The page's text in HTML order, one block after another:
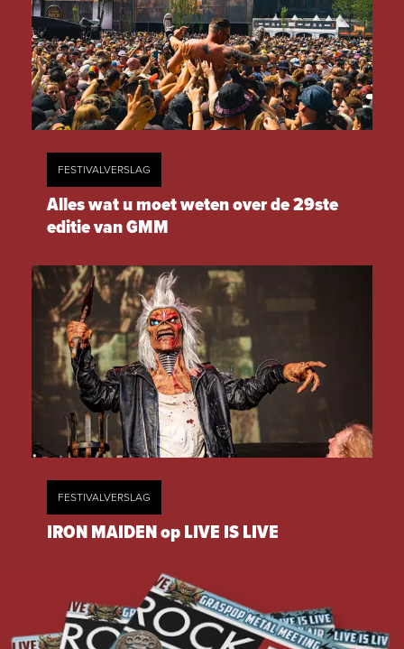
FESTIVALVERSLAG
Alles wat u moet weten over de 29ste
editie van GMM
FESTIVALVERSLAG
IRON MAIDEN op LIVE IS LIVE